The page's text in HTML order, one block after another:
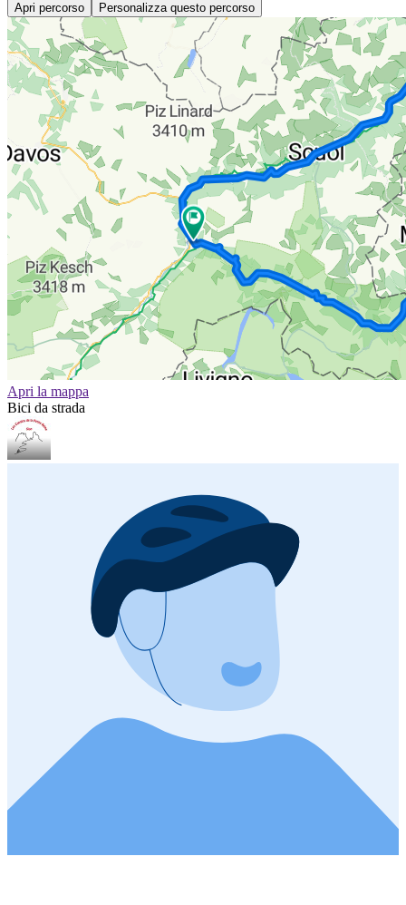
Apri percorso Personalizza questo percorso
Apri la mappa
Bici da strada